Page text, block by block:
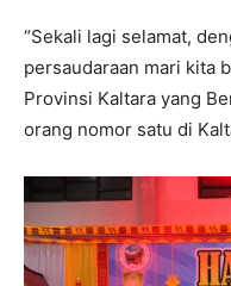
“Sekali lagi selamat,
persaudaraan mari kita
Provinsi Kaltara yang
orang nomor satu di